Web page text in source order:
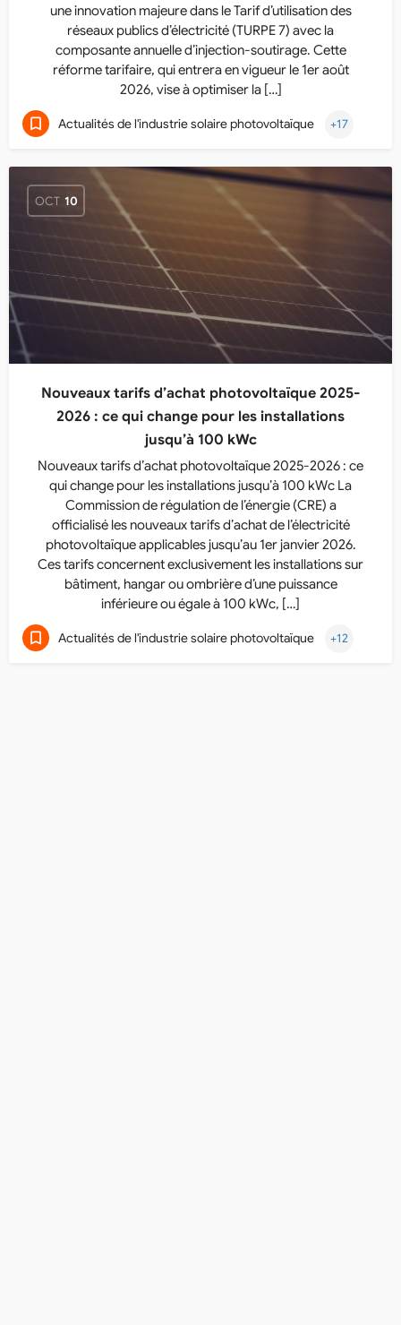
une innovation majeure dans le Tarif d’utilisation des
réseaux publics d’électricité (TURPE 7) avec la
composante annuelle d’injection-soutirage. Cette
réforme tarifaire, qui entrera en vigueur le 1er août
2026, vise à optimiser la […]
Actualités de l'industrie solaire photovoltaïque +17
OCT 10
Nouveaux tarifs d’achat photovoltaïque 2025-
2026 : ce qui change pour les installations
jusqu’à 100 kWc
Nouveaux tarifs d’achat photovoltaïque 2025-2026 : ce
qui change pour les installations jusqu’à 100 kWc La
Commission de régulation de l’énergie (CRE) a
officialisé les nouveaux tarifs d’achat de l’électricité
photovoltaïque applicables jusqu’au 1er janvier 2026.
Ces tarifs concernent exclusivement les installations sur
bâtiment, hangar ou ombrière d’une puissance
inférieure ou égale à 100 kWc, […]
Actualités de l'industrie solaire photovoltaïque +12